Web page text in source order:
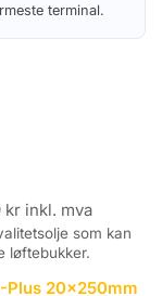
terminal.
kr inkl. mva
som kan
løftebukker.
Plus 20x250mm